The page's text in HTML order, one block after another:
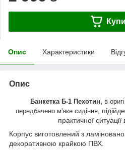
Опис Характеристики
Опис
Банкетка Б-1 Пехотин, в
передбачено м'яке сидіння,
практичної ситуації
Корпус виготовлений з
декоративною крайкою ПВХ.